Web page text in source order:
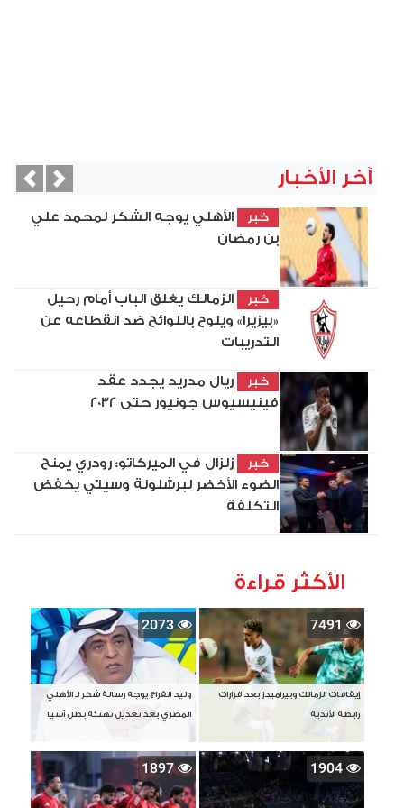
آخر الأخبار
خبر
الأهلي يوجه الشكر لمحمد علي
بن رمضان
خبر
الزمالك يغلق الباب أمام رحيل
«بيزيرا» ويلوح باللوائح ضد انقطاعه عن
التدريبات
خبر
ريال مدريد يجدد عقد
فينيسيوس جونيور حتى 2032
خبر
زلزال في الميركاتو: رودري يمنح
الضوء الأخضر لبرشلونة وسيتي يخفض
التكلفة
Next
الأكثر قراءة
7491
إيقافات الزمالك وبيراميدز بعد قرارات
رابطة الأندية
2073
وليد الفراج يوجه رسالة شكر لـ الأهلي
المصري بعد تعديل تهنئة بطل آسيا
1904
1897